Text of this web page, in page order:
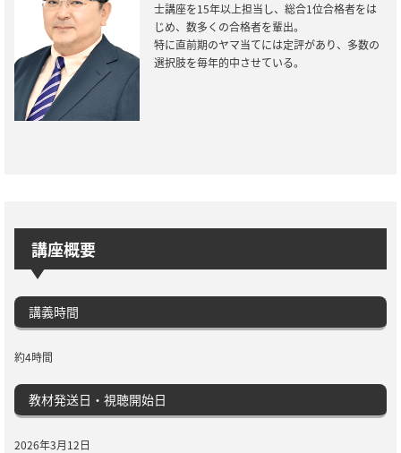
士講座を15年以上担当し、総合1位合格者をは
じめ、数多くの合格者を輩出。
特に直前期のヤマ当てには定評があり、多数の
選択肢を毎年的中させている。
講座概要
講義時間
約4時間
教材発送日・視聴開始日
2026年3月12日